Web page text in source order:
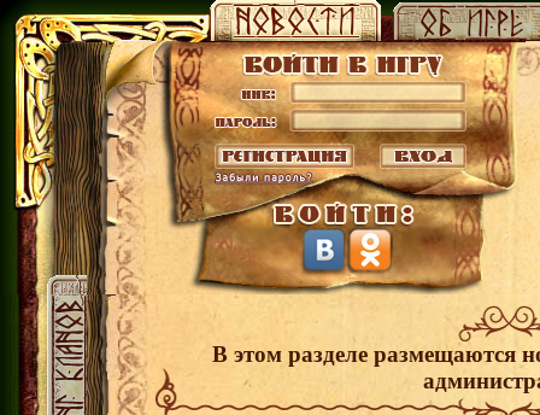
В этом разделе размещаются